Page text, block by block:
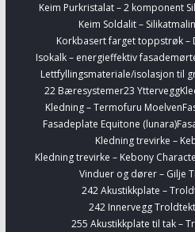
Keim Purkristalat – 2 komponent
Keim Soldalit –
Korkbasert farget toppstrøk –
Isokalk – energieffektiv
Lettfyllingsmateriale/isolasjon til
22 Bæresystemer23 Yttervegg
Kledning – Termofuru Moelven
Fasadeplate Equitone (lunara)
Kledning trevirke –
Kledning trevirke – Kebony
Vinduer og dører – Gilje
242 Akustikkplate –
242 Innervegg
255 Akustikkplate til tak –